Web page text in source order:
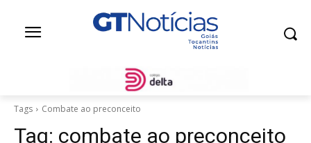
Tags Combate ao preconceito
Tag: combate ao preconceito